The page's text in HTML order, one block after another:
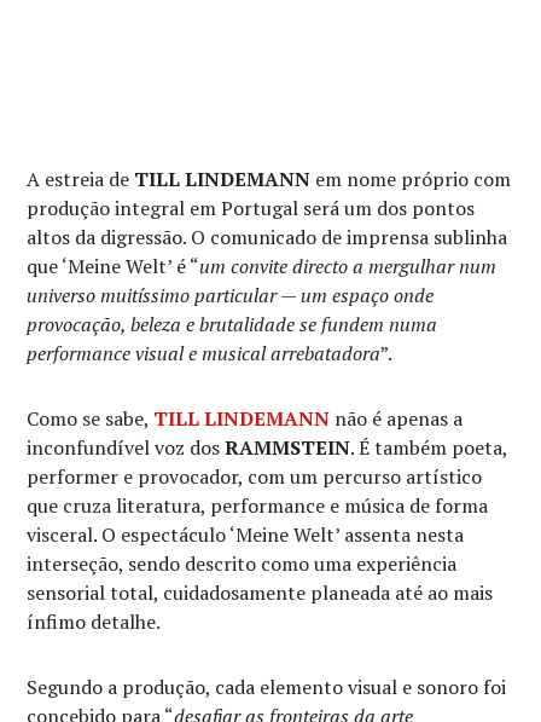
A estreia de TILL LINDEMANN em nome próprio com
produção integral em Portugal será um dos pontos
altos da digressão. O comunicado de imprensa sublinha
que ‘Meine Welt’ é “um convite directo a mergulhar num
universo muitíssimo particular — um espaço onde
provocação, beleza e brutalidade se fundem numa
performance visual e musical arrebatadora”.
Como se sabe, TILL LINDEMANN não é apenas a
inconfundível voz dosRAMMSTEIN. É também poeta,
performer e provocador, com um percurso artístico
que cruza literatura, performance e música de forma
visceral. O espectáculo ‘Meine Welt’ assenta nesta
interseção, sendo descrito como uma experiência
sensorial total, cuidadosamente planeada até ao mais
ínfimo detalhe.
Segundo a produção, cada elemento visual e sonoro foi
concebido para “desafiar as fronteiras da arte